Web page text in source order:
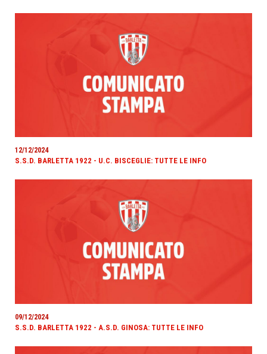
12/12/2024
S.S.D. BARLETTA 1922 - U.C. BISCEGLIE: TUTTE LE INFO
09/12/2024
S.S.D. BARLETTA 1922 - A.S.D. GINOSA: TUTTE LE INFO